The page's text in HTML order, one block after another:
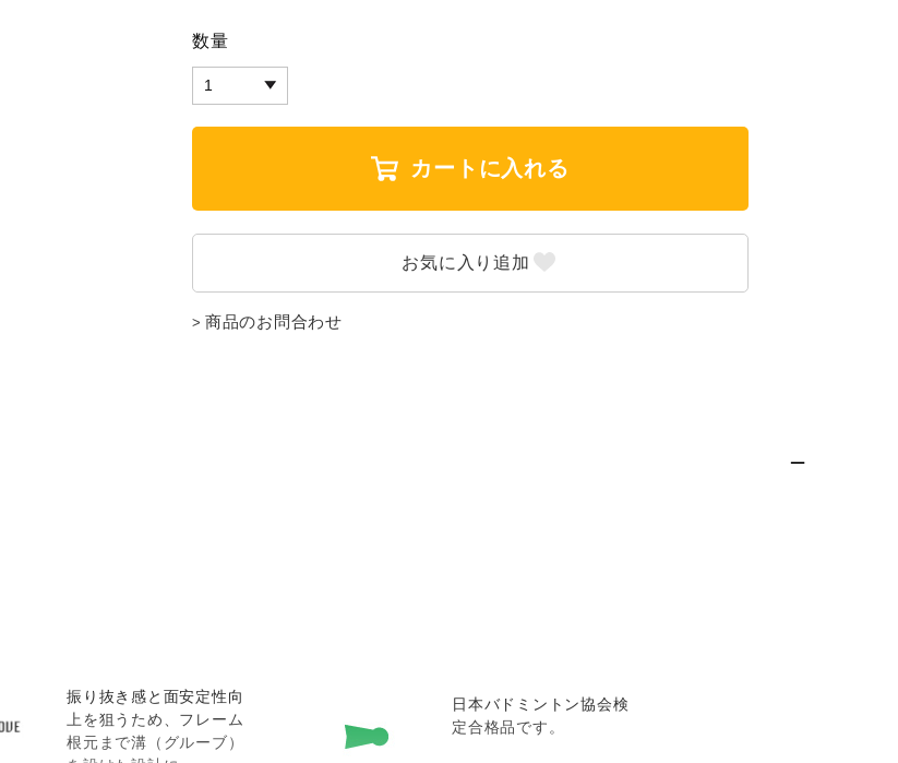
数量
カートに入れる
商品のお問合わせ
振り抜き感と面安定性向
上を狙うため、フレーム
根元まで溝（グルーブ）
日本バドミントン協会検
定合格品です。